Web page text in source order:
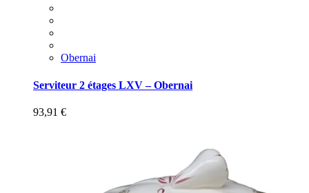
Obernai
Serviteur 2 étages LXV – Obernai
93,91 €